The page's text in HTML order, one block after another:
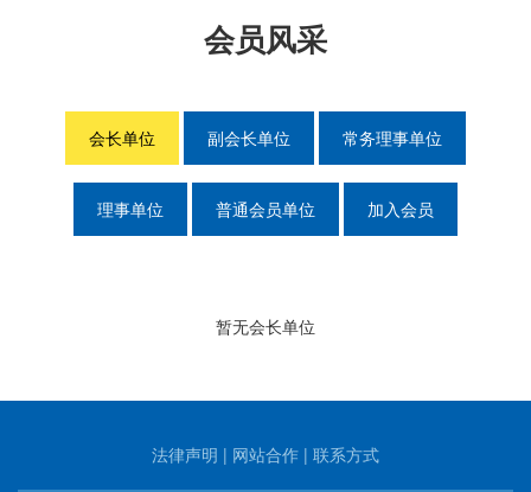
会员风采
会长单位 副会长单位 常务理事单位
理事单位 普通会员单位 加入会员
暂无会长单位
法律声明 | 网站合作 | 联系方式